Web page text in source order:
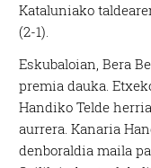
Kataluniako
(2-1).
Eskubaloian, Bera
premia dauka.
Handiko Telde
aurrera. Kanaria
denboraldia maila